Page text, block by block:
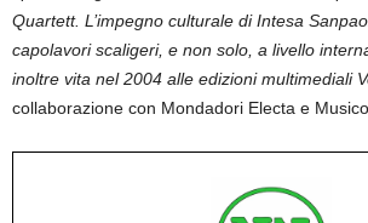
Quartett. L’impegno culturale di Intesa
capolavori scaligeri, e non solo, a livello
inoltre vita nel 2004 alle edizioni multimediali
collaborazione con Mondadori Electa e